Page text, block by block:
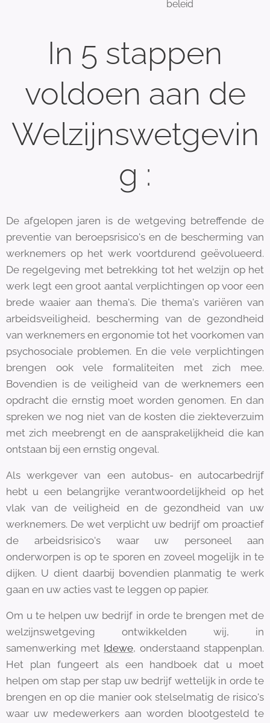
beleid
In 5 stappen
voldoen aan de
Welzijnswetgevin
g :
De afgelopen jaren is de wetgeving betreffende de
preventie van beroepsrisico's en de bescherming van
werknemers op het werk voortdurend geëvolueerd.
De regelgeving met betrekking tot het welzijn op het
werk legt een groot aantal verplichtingen op voor een
brede waaier aan thema's. Die thema's variëren van
arbeidsveiligheid, bescherming van de gezondheid
van werknemers en ergonomie tot het voorkomen van
psychosociale problemen. En die vele verplichtingen
brengen ook vele formaliteiten met zich mee.
Bovendien is de veiligheid van de werknemers een
opdracht die ernstig moet worden genomen. En dan
spreken we nog niet van de kosten die ziekteverzuim
met zich meebrengt en de aansprakelijkheid die kan
ontstaan bij een ernstig ongeval.
Als werkgever van een autobus- en autocarbedrijf
hebt u een belangrijke verantwoordelijkheid op het
vlak van de veiligheid en de gezondheid van uw
werknemers. De wet verplicht uw bedrijf om proactief
de arbeidsrisico's waar uw personeel aan
onderworpen is op te sporen en zoveel mogelijk in te
dijken. U dient daarbij bovendien planmatig te werk
gaan en uw acties vast te leggen op papier.
Om u te helpen uw bedrijf in orde te brengen met de
welzijnswetgeving ontwikkelden wij, in
samenwerking met Idewe, onderstaand stappenplan.
Het plan fungeert als een handboek dat u moet
helpen om stap per stap uw bedrijf wettelijk in orde te
brengen en op die manier ook stelselmatig de risico's
waar uw medewerkers aan worden blootgesteld te